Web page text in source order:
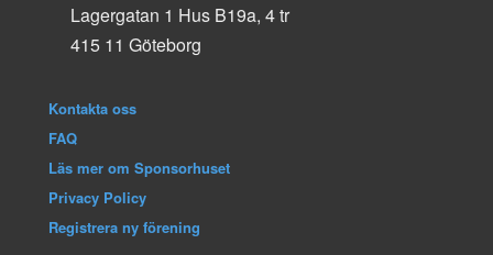
Lagergatan 1 Hus B19a, 4 tr
415 11 Göteborg
Kontakta oss
FAQ
Läs mer om Sponsorhuset
Privacy Policy
Registrera ny förening